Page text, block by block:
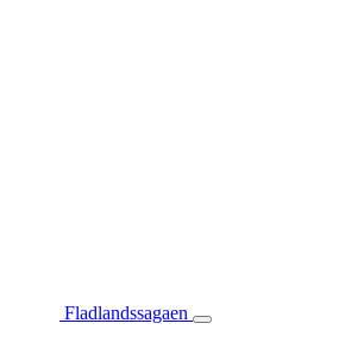
Fladlandssagaen